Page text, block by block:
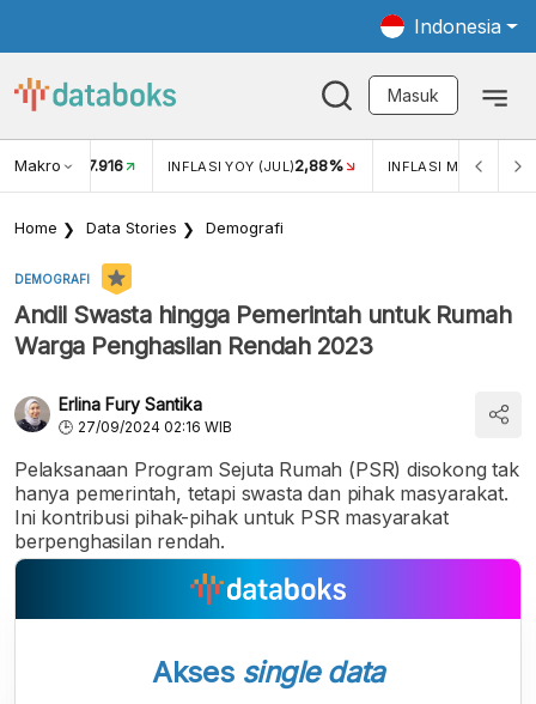
Indonesia
Masuk
Makro
USD/IDR 17.916 INFLASI YOY (JUL)2,88% INFLASI MOM (JUL)
Home Data Stories Demografi
DEMOGRAFI
Andil Swasta hingga Pemerintah untuk Rumah
Warga Penghasilan Rendah 2023
Erlina Fury Santika
27/09/2024 02:16 WIB
Pelaksanaan Program Sejuta Rumah (PSR) disokong tak
hanya pemerintah, tetapi swasta dan pihak masyarakat.
Ini kontribusi pihak-pihak untuk PSR masyarakat
berpenghasilan rendah.
Akses single data